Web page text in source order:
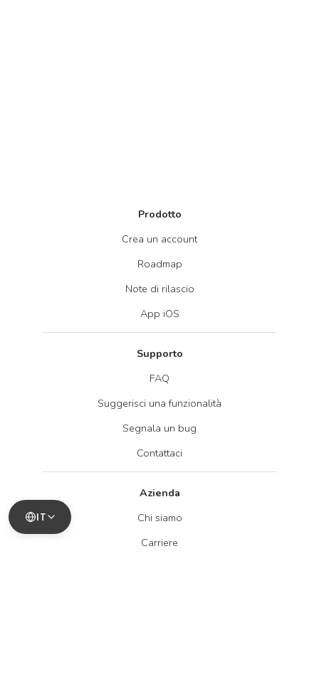
IT
Prodotto
Crea un account
Roadmap
Note di rilascio
App iOS
Supporto
FAQ
Suggerisci una funzionalità
Segnala un bug
Contattaci
Azienda
Chi siamo
Carriere